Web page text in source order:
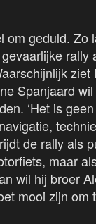
om geduld. Zo
rally
ziet
Spanjaard
‘Het is
de rally als
maar
wil hij broer
mooi zijn om